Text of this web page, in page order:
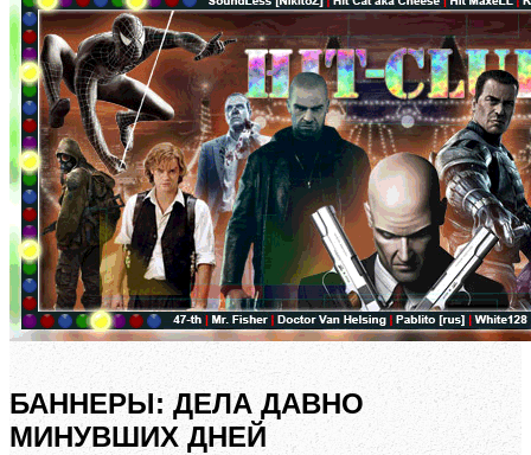
БАННЕРЫ: ДЕЛА ДАВНО
МИНУВШИХ ДНЕЙ